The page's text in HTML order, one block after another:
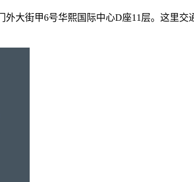
大街甲6号华熙国际中心D座11层。这里